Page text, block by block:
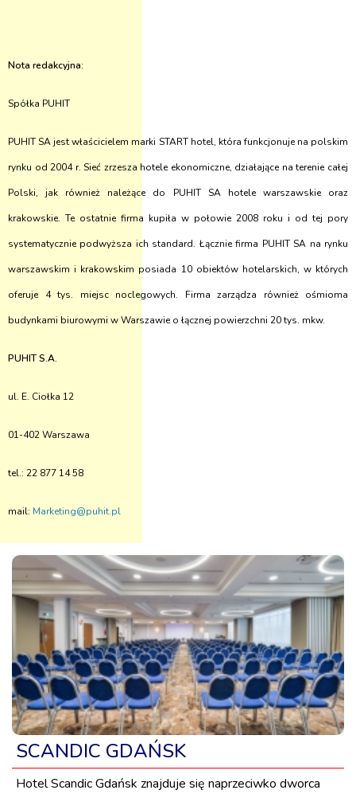
Nota redakcyjna:
Spółka PUHIT
PUHIT SA jest właścicielem marki START hotel, która funkcjonuje na polskim
rynku od 2004 r. Sieć zrzesza hotele ekonomiczne, działające na terenie całej
Polski, jak również należące do PUHIT SA hotele warszawskie oraz
krakowskie. Te ostatnie firma kupiła w połowie 2008 roku i od tej pory
systematycznie podwyższa ich standard. Łącznie firma PUHIT SA na rynku
warszawskim i krakowskim posiada 10 obiektów hotelarskich, w których
oferuje 4 tys. miejsc noclegowych. Firma zarządza również ośmioma
budynkami biurowymi w Warszawie o łącznej powierzchni 20 tys. mkw.
PUHIT S.A.
ul. E. Ciołka 12
01-402 Warszawa
tel.: 22 877 14 58
mail: Marketing@puhit.pl
SCANDIC GDAŃSK
Hotel Scandic Gdańsk znajduje się naprzeciwko dworca